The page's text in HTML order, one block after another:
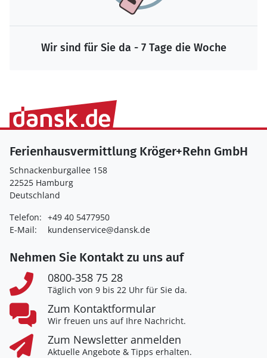
Wir sind für Sie da - 7 Tage die Woche
Ferienhausvermittlung Kröger+Rehn GmbH
Schnackenburgallee 158
22525 Hamburg
Deutschland
Telefon: +49 40 5477950
E-Mail:
kundenservice@dansk.de
Nehmen Sie Kontakt zu uns auf
0800-358 75 28
Täglich von 9 bis 22 Uhr für Sie da.
Zum Kontaktformular
Wir freuen uns auf Ihre Nachricht.
Zum Newsletter anmelden
Aktuelle Angebote & Tipps erhalten.